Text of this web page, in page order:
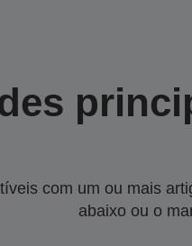
com um ou mais
abaixo ou o